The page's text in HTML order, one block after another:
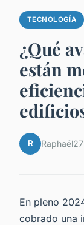
TECNOLOGÍA
¿Qué
están
R Raphaël
En pleno
cobrado una